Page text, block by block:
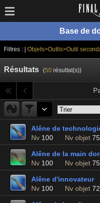
Base de
Filtres : | Objets>Outils>Outil
Résultats (50résultat(s))
Alêne de
Nv 100 Nv objet
Alêne de la main
Nv 100 Nv objet
Alêne d'innovateur
Nv 100 Nv objet